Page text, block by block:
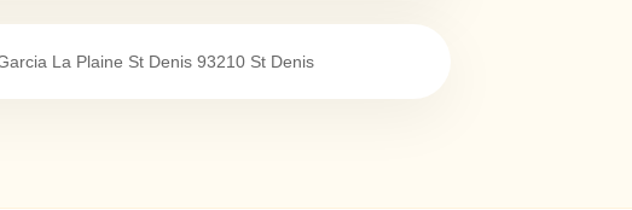
La Plaine St Denis 93210 St Denis